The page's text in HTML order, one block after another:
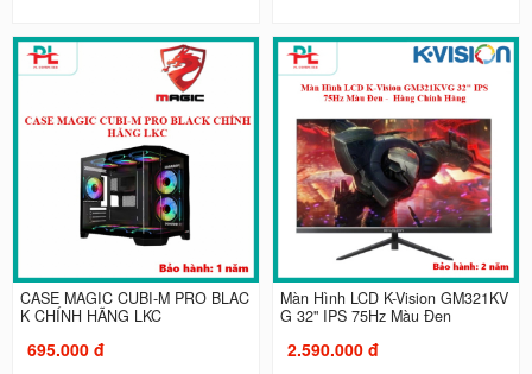
CASE MAGIC CUBI-M PRO BLAC
K CHÍNH HÃNG LKC
695.000 đ
Màn Hình LCD K-Vision GM321KV
G 32" IPS 75Hz Màu Đen
2.590.000 đ